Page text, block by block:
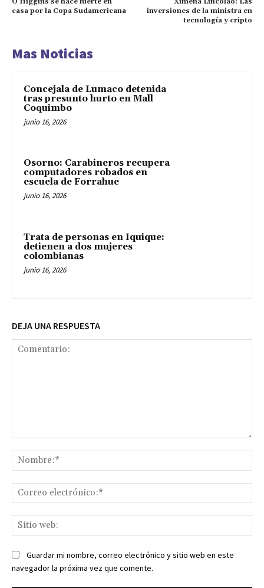
casa por la Copa Sudamericana
inversiones de la ministra en
tecnología y cripto
Mas Noticias
Concejala de Lumaco detenida
tras presunto hurto en Mall
Coquimbo
junio 16, 2026
Osorno: Carabineros recupera
computadores robados en
escuela de Forrahue
junio 16, 2026
Trata de personas en Iquique:
detienen a dos mujeres
colombianas
junio 16, 2026
DEJA UNA RESPUESTA
Guardar mi nombre, correo electrónico y sitio web en este
navegador la próxima vez que comente.